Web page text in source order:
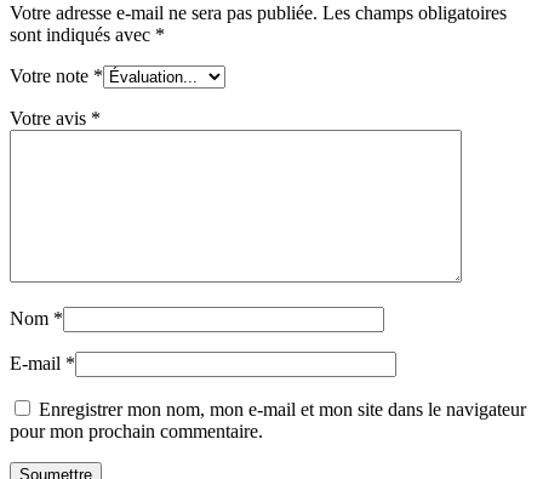
Votre adresse e-mail ne sera pas publiée. Les champs obligatoires
sont indiqués avec *
Votre note *
Votre avis *
Nom *
E-mail *
Enregistrer mon nom, mon e-mail et mon site dans le navigateur
pour mon prochain commentaire.